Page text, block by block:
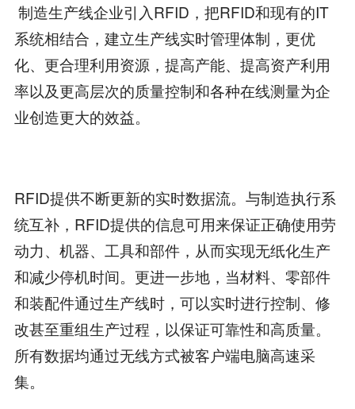
制造生产线企业引入RFID，把RFID和现有的IT
系统相结合，建立生产线实时管理体制，更优
化、更合理利用资源，提高产能、提高资产利用
率以及更高层次的质量控制和各种在线测量为企
业创造更大的效益。
RFID提供不断更新的实时数据流。与制造执行系
统互补，RFID提供的信息可用来保证正确使用劳
动力、机器、工具和部件，从而实现无纸化生产
和减少停机时间。更进一步地，当材料、零部件
和装配件通过生产线时，可以实时进行控制、修
改甚至重组生产过程，以保证可靠性和高质量。
所有数据均通过无线方式被客户端电脑高速采
集。